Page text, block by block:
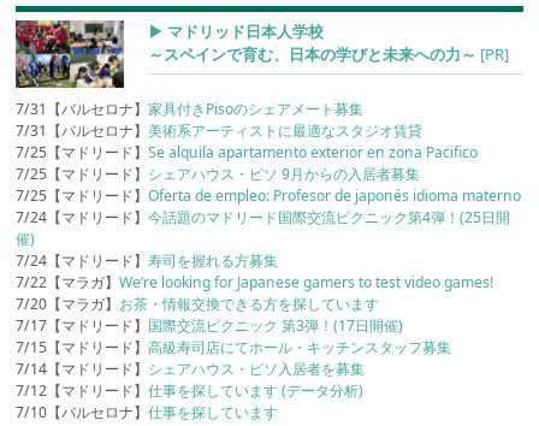
▶︎ マドリッド日本人学校
～スペインで育む、日本の学びと未来への力～ [PR]
7/31【バルセロナ】家具付きPisoのシェアメート募集
7/31【バルセロナ】美術系アーティストに最適なスタジオ賃貸
7/25【マドリード】Se alquila apartamento exterior en zona Pacifico
7/25【マドリード】 シェアハウス・ピソ 9月からの入居者募集
7/25【マドリード】Oferta de empleo: Profesor de japonés idioma materno
7/24【マドリード】今話題のマドリード国際交流ピクニック第4弾！(25日開
催)
7/24【マドリード】寿司を握れる方募集
7/22【マラガ】We’re looking for Japanese gamers to test video games!
7/20【マラガ】 お茶・情報交換できる方を探しています
7/17【マドリード】 国際交流ピクニック 第3弾！(17日開催)
7/15【マドリード】高級寿司店にてホール・キッチンスタッフ募集
7/14【マドリード】 シェアハウス・ピソ入居者を募集
7/12【マドリード】仕事を探しています (データ分析)
7/10【バルセロナ】仕事を探しています